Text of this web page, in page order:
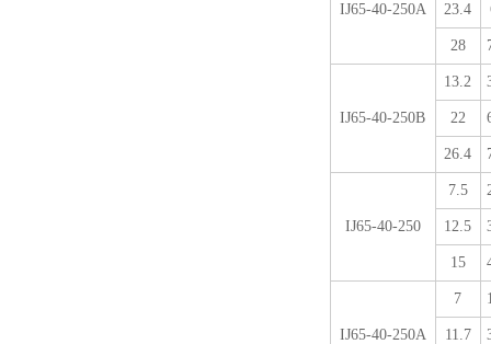
IJ65-40-250A 23.4
28
IJ65-40-250B
13.2
22
26.4
IJ65-40-250
7.5
12.5
15
IJ65-40-250A
7
11.7